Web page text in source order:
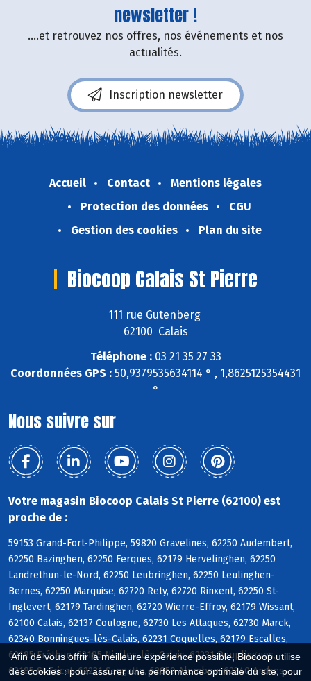
Afin de vous offrir la meilleure expérience possible, Biocoop utilise
des cookies : pour assurer une performance optimale du site, pour
newsletter !
....et retrouvez nos offres, nos événements et nos
actualités.
Inscription newsletter
Accueil Contact
Mentions légales
Protection des données
CGU
Gestion des cookies
Plan du site
Biocoop Calais St Pierre
111 rue Gutenberg
62100 Calais
Téléphone :03 21 35 27 33
Coordonnées GPS : 50,9379535634114 ° , 1,8625125354431
°
Nous suivre sur
Votre magasin Biocoop Calais St Pierre (62100) est
proche de :
59153 Grand-Fort-Philippe, 59820 Gravelines, 62250 Audembert,
62250 Bazinghen, 62250 Ferques, 62179 Hervelinghen, 62250
Landrethun-le-Nord, 62250 Leubringhen, 62250 Leulinghen-
Bernes, 62250 Marquise, 62720 Rety, 62720 Rinxent, 62250 St-
Inglevert, 62179 Tardinghen, 62720 Wierre-Effroy, 62179 Wissant,
62100 Calais, 62137 Coulogne, 62730 Les Attaques, 62730 Marck,
62340 Bonningues-lès-Calais, 62231 Coquelles, 62179 Escalles,
62185 Fréthun, 62185 Nielles-lès-Calais, 62231 Peuplingues,
62185 St-Tricat, 62231 Sangatte, 62850 Alembon, 62340 Andres